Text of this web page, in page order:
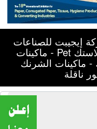
إيجيبت للصناعات
الهندسية | ماكينات نفخ البلاستك Pet - ماكينات
- ماكينات الشرنك
ناقلة